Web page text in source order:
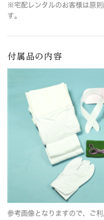
※宅配レンタルのお客様は原
す。
付属品の内容
参考画像となりますので、ご